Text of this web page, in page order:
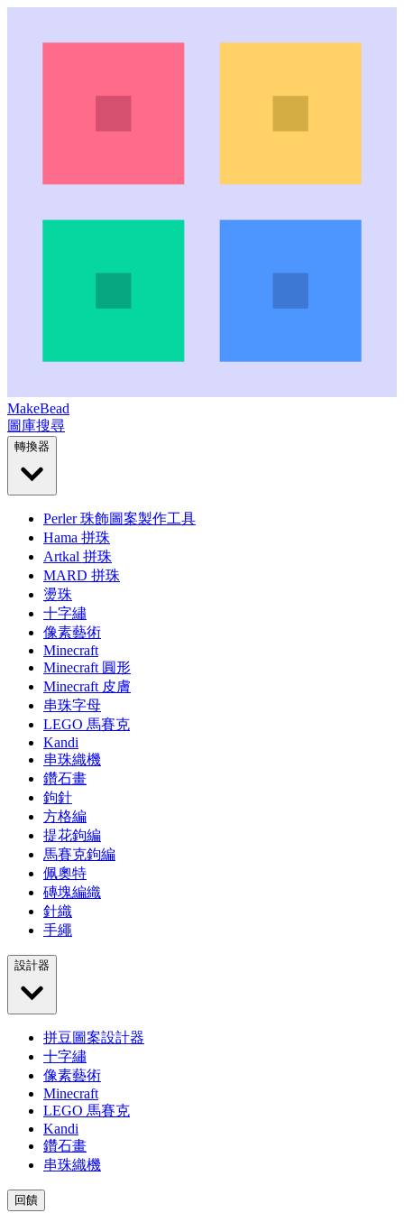
MakeBead
圖庫搜尋
轉換器
Perler 珠飾圖案製作工具
Hama 拼珠
Artkal 拼珠
MARD 拼珠
燙珠
十字繡
像素藝術
Minecraft
Minecraft 圓形
Minecraft 皮膚
串珠字母
LEGO 馬賽克
Kandi
串珠織機
鑽石畫
鉤針
方格編
提花鉤編
馬賽克鉤編
佩奧特
磚塊編織
針織
手繩
設計器
拼豆圖案設計器
十字繡
像素藝術
Minecraft
LEGO 馬賽克
Kandi
鑽石畫
串珠織機
回饋